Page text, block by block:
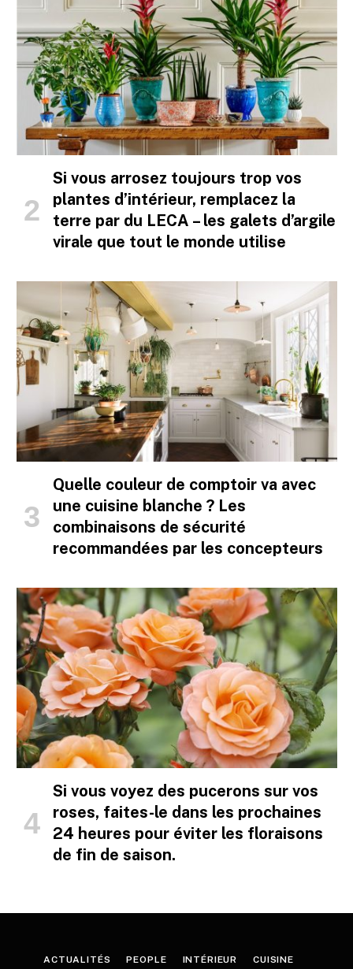
Si vous arrosez toujours trop vos
plantes d’intérieur, remplacez la
terre par du LECA – les galets d’argile
virale que tout le monde utilise
Quelle couleur de comptoir va avec
une cuisine blanche ? Les
combinaisons de sécurité
recommandées par les concepteurs
Si vous voyez des pucerons sur vos
roses, faites-le dans les prochaines
24 heures pour éviter les floraisons
de fin de saison.
ACTUALITÉS PEOPLE INTÉRIEUR CUISINE